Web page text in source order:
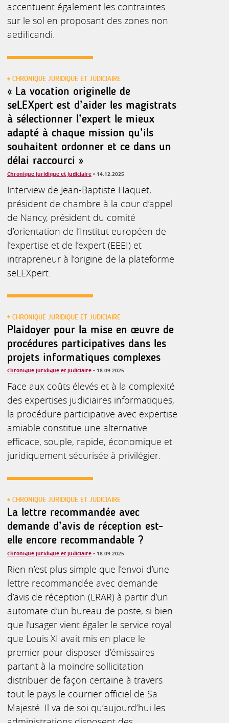
accentuent également les contraintes
sur le sol en proposant des zones non
aedificandi.
CHRONIQUE JURIDIQUE ET JUDICIAIRE
« La vocation originelle de
seLEXpert est d’aider les magistrats
à sélectionner l’expert le mieux
adapté à chaque mission qu’ils
souhaitent ordonner et ce dans un
délai raccourci »
Chronique juridique et judiciaire • 14.12.2025
Interview de Jean-Baptiste Haquet,
président de chambre à la cour d’appel
de Nancy, président du comité
d’orientation de l’Institut européen de
l’expertise et de l’expert (EEEI) et
intrapreneur à l’origine de la plateforme
seLEXpert.
CHRONIQUE JURIDIQUE ET JUDICIAIRE
Plaidoyer pour la mise en œuvre de
procédures participatives dans les
projets informatiques complexes
Chronique juridique et judiciaire • 18.09.2025
Face aux coûts élevés et à la complexité
des expertises judiciaires informatiques,
la procédure participative avec expertise
amiable constitue une alternative
efficace, souple, rapide, économique et
juridiquement sécurisée à privilégier.
CHRONIQUE JURIDIQUE ET JUDICIAIRE
La lettre recommandée avec
demande d’avis de réception est-
elle encore recommandable ?
Chronique juridique et judiciaire • 18.09.2025
Rien n’est plus simple que l’envoi d’une
lettre recommandée avec demande
d’avis de réception (LRAR) à partir d’un
automate d’un bureau de poste, si bien
que l’usager vient égaler le service royal
que Louis XI avait mis en place le
premier pour disposer d’émissaires
partant à la moindre sollicitation
distribuer de façon certaine à travers
tout le pays le courrier officiel de Sa
Majesté. Il va de soi qu’aujourd’hui les